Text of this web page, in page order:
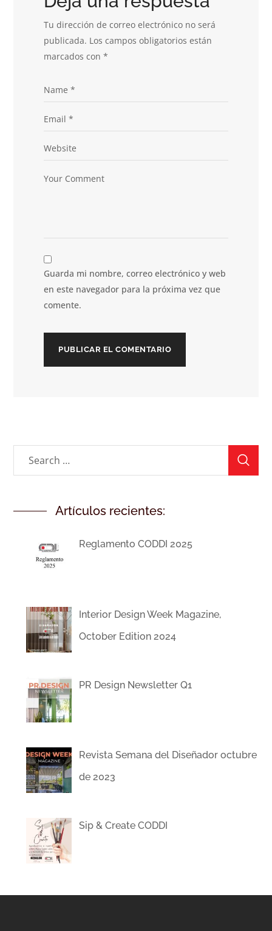
Tu dirección de correo electrónico no será
publicada. Los campos obligatorios están
marcados con*
Guarda mi nombre, correo electrónico y web
en este navegador para la próxima vez que
comente.
Artículos recientes:
Reglamento CODDI 2025
Interior Design Week Magazine,
October Edition 2024
PR Design Newsletter Q1
Revista Semana del Diseñador octubre
de 2023
Sip & Create CODDI